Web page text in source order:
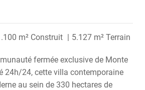
m² Construit 5.127 m² Terrain
fermée exclusive de Monte
24h/24, cette villa contemporaine
au sein de 330 hectares de